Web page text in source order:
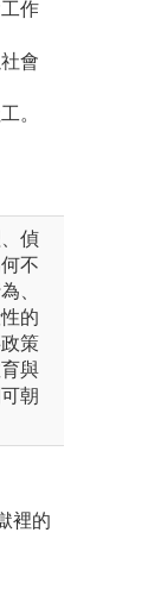
作
會
。
偵
不
、
的
策
與
朝
裡的